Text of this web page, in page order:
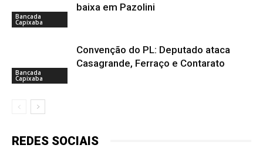
Bancada
Capixaba
baixa em Pazolini
Bancada
Capixaba
Convenção do PL: Deputado ataca
Casagrande, Ferraço e Contarato
REDES SOCIAIS